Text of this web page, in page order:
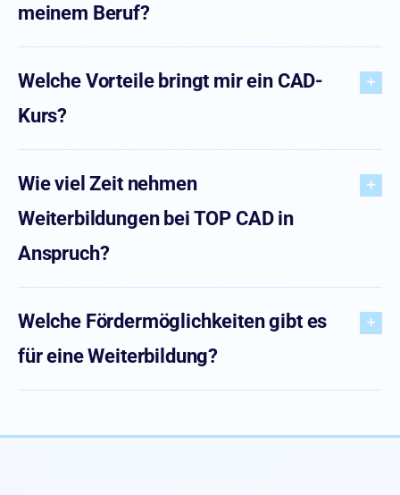
meinem Beruf?
Welche Vorteile bringt mir ein CAD-
Kurs?
Wie viel Zeit nehmen
Weiterbildungen bei TOP CAD in
Anspruch?
Welche Fördermöglichkeiten gibt es
für eine Weiterbildung?